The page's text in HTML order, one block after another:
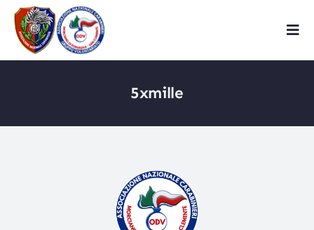
Skip
content
Chi siamo
5xmille